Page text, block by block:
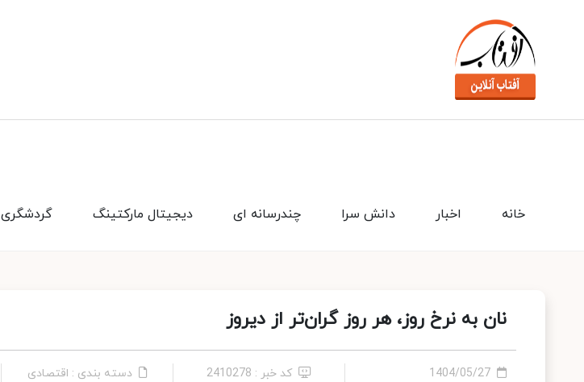
گردشگری دیجیتال مارکتینگ چندرسانه ای دانش سرا اخبار خانه
نان به نرخ روز، هر روز گران‌تر از دیروز
1404/05/27 کد خبر : 2410278 دسته بندی : اقتصادی